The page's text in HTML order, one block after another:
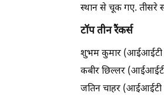
स्थान से चूक गए. तीसरे
टॉप तीन रैंकर्स
शुभम कुमार (आईआईटी
कबीर छिल्लर
जतिन चाहर (आईआईटी